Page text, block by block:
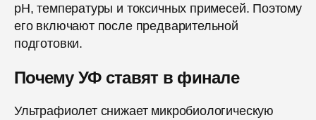
pH, температуры и токсичных примесей. Поэтому
его включают после предварительной
подготовки.
Почему УФ ставят в финале
Ультрафиолет снижает микробиологическую